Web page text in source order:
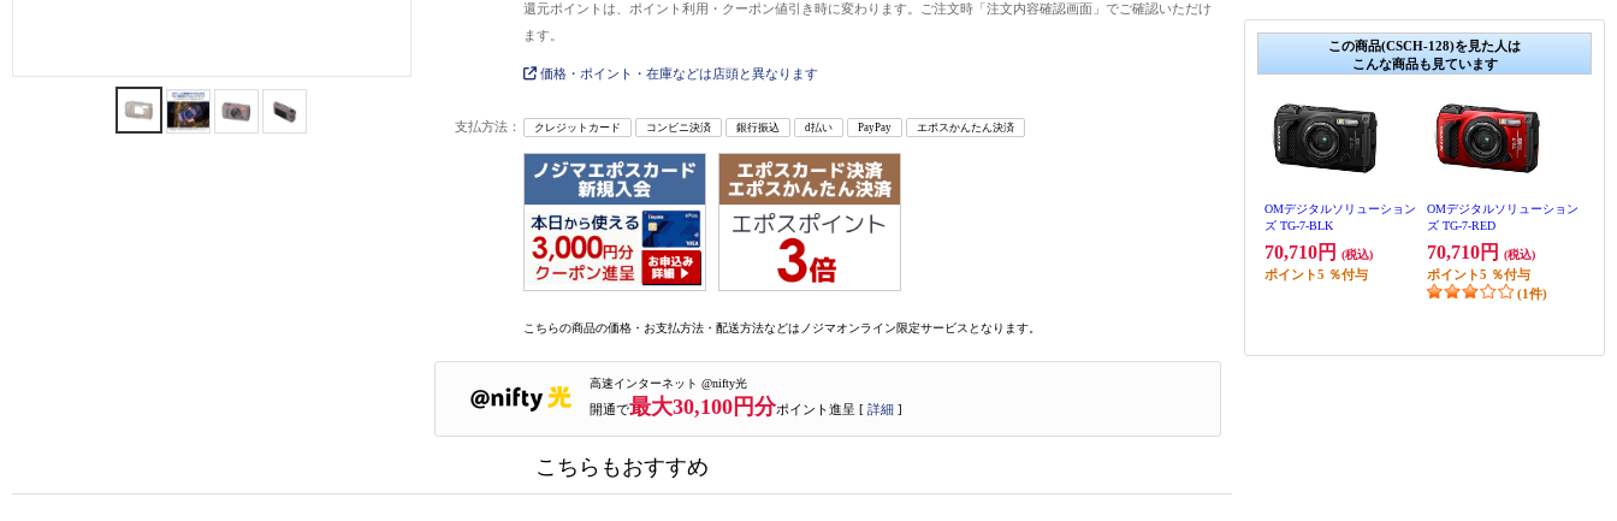
この商品(CSCH-128)を見た人は
こんな商品も見ています
OMデジタルソリューション
ズ TG-7-BLK
70,710円 (税込)
ポイント5 ％付与
OMデジタルソリューション
ズ TG-7-RED
70,710円 (税込)
ポイント5 ％付与
(1件)
還元ポイントは、ポイント利用・クーポン値引き時に変わります。ご注文時「注文内容確認画面」でご確認いただけ
ます。
価格・ポイント・在庫などは店頭と異なります
支払方法： クレジットカード コンビニ決済 銀行振込 d払い PayPay エポスかんたん決済
こちらの商品の価格・お支払方法・配送方法などはノジマオンライン限定サービスとなります。
高速インターネット @nifty光
開通で最大30,100円分ポイント進呈 [ 詳細 ]
こちらもおすすめ